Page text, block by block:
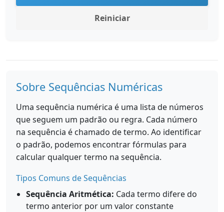
Reiniciar
Sobre Sequências Numéricas
Uma sequência numérica é uma lista de números
que seguem um padrão ou regra. Cada número
na sequência é chamado de termo. Ao identificar
o padrão, podemos encontrar fórmulas para
calcular qualquer termo na sequência.
Tipos Comuns de Sequências
Sequência Aritmética: Cada termo difere do
termo anterior por um valor constante